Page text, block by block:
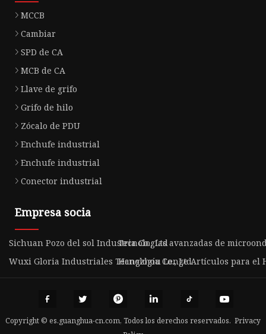
MCCB
Cambiar
SPD de CA
MCB de CA
Llave de grifo
Grifo de hilo
Zócalo de PDU
Enchufe industrial
Enchufe industrial
Conector industrial
Empresa socia
Sichuan Pozo del sol Industria Co., LtdTecnologías avanzadas de
Wuxi Gloria Industriales Tecnología Co., Ltd.
Hangzhou Lenge Artículos para el
Copyright © es.guanghua-cn.com, Todos los derechos reservados. Privacy